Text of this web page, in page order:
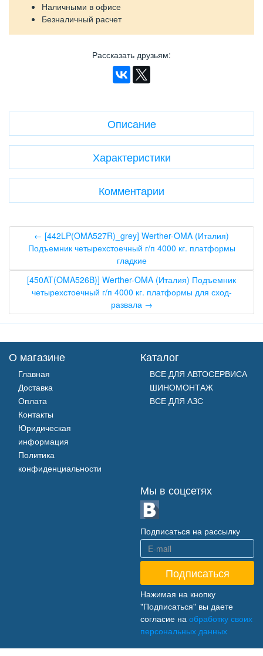
Наличными в офисе
Безналичный расчет
Рассказать друзьям:
Описание
Характеристики
Комментарии
← [442LP(OMA527R)_grey] Werther-OMA (Италия)
Подъемник четырехстоечный г/п 4000 кг. платформы
гладкие
[450AT(OMA526B)] Werther-OMA (Италия) Подъемник
четырехстоечный г/п 4000 кг. платформы для сход-
развала →
О магазине
Главная
Доставка
Оплата
Контакты
Юридическая
информация
Политика
конфиденциальности
Каталог
ВСЕ ДЛЯ АВТОСЕРВИСА
ШИНОМОНТАЖ
ВСЕ ДЛЯ АЗС
Мы в соцсетях
Подписаться на рассылку
Нажимая на кнопку
"Подписаться" вы даете
согласие на обработку своих
персональных данных